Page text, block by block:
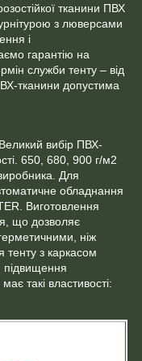
тканини ПВХ
з люверсами
і
гарантію на
служби тенту – від
тканини допустима
вибір ПВХ-
650, 680, 900 г/м2
Для
обладнання
Виготовлення
що дозволяє
ніж
тенту з каркасом
підвищення
такі властивості: